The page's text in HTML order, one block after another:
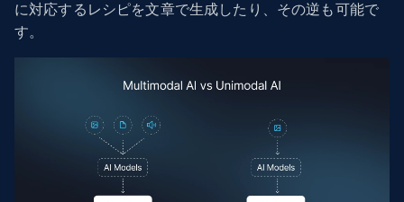
に対応するレシピを文章で生成したり、その逆も可能で
す。